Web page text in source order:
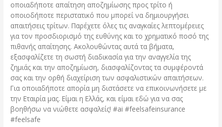
οποιαδήποτε απαίτηση αποζημίωσης προς τρίτο ή
οποιοδήποτε περιστατικό που μπορεί να δημιουργήσει
απαιτήσεις τρίτων. Παρέχετε όλες τις αναγκαίες λεπτομέρειες
για τον προσδιορισμό της ευθύνης και το χρηματικό ποσό της
πιθανής απαίτησης. Ακολουθώντας αυτά τα βήματα,
εξασφαλίζετε τη σωστή διαδικασία για την αναγγελία της
ζημιάς και την αποζημίωση, διασφαλίζοντας τα συμφέροντά
σας και την ορθή διαχείριση των ασφαλιστικών απαιτήσεων.
Για οποιαδήποτε απορία μη διστάσετε να επικοινωνήσετε με
την Εταιρία μας. Είμαι η Ελλάς, και είμαι εδώ για να σας
βοηθήσω να νιώθετε ασφαλείς! #ai #feelsafeinsurance
#feelsafe